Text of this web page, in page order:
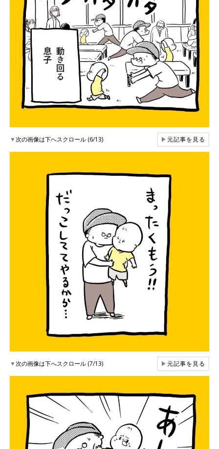
▼次の画像は下へスクロール (6/13) ▶元記事を見る
▼次の画像は下へスクロール (7/13) ▶元記事を見る